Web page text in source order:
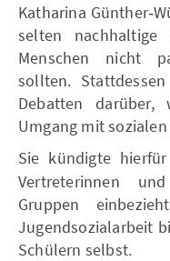
Katharina
selten
Menschen nicht
sollten.
Debatten darüber,
Umgang mit
Sie kündigte
Vertreterinnen
Gruppen
Jugendsozialarbeit
Schülern selbst.